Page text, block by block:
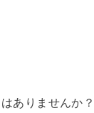
ありませんか？